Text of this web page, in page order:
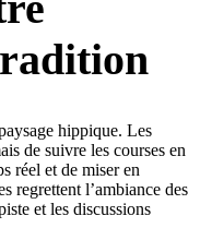
hippique. Les
de suivre les courses en
réel et de miser en
regrettent l’ambiance des
et les discussions